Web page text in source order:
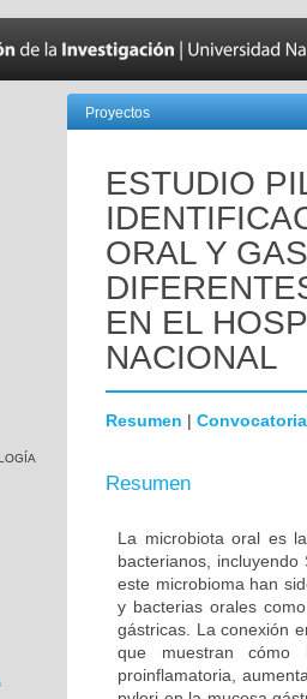
Proyectos
ESTUDIO
ORAL Y
EN EL
NACIONAL
Resumen | Convocatoria
Resumen
La microbiota oral es
bacterianos, incluyendo
este microbioma han
y bacterias orales
gástricas. La conexión
que muestran cómo
proinflamatoria,